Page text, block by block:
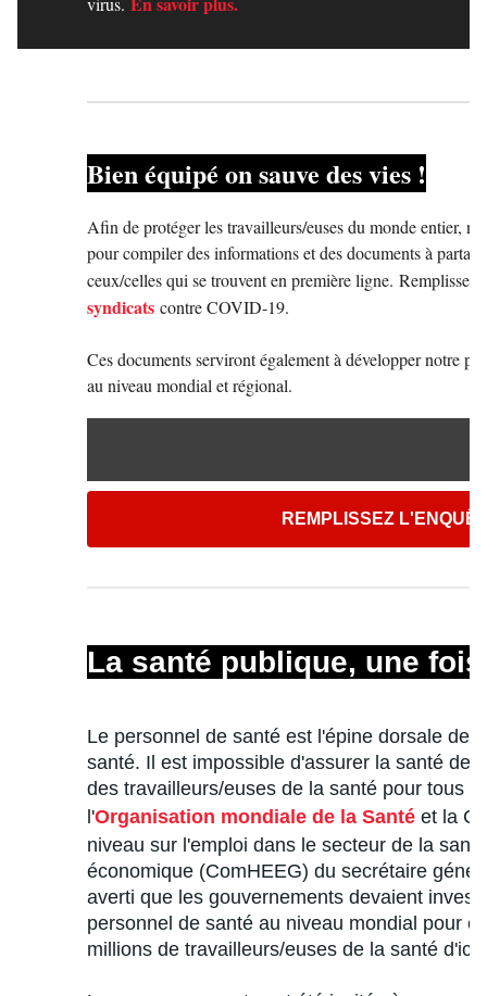
Bien équipé on sauve des vies !
Afin de protéger les travailleurs/euses du monde entier,
pour compiler des informations et des documents à
ceux/celles qui se trouvent en première ligne. Remplissez
syndicatscontre COVID-19.
Ces documents serviront également à développer notre
au niveau mondial et régional.
REMPLISSEZ
La santé publique, une
Le personnel de santé est l'épine dorsale de
santé. Il est impossible d'assurer la santé de
des travailleurs/euses de la santé pour tous
l'Organisation mondiale de la Santéet la
niveau sur l'emploi dans le secteur de la
économique (ComHEEG) du secrétaire
averti que les gouvernements devaient
personnel de santé au niveau mondial pour
millions de travailleurs/euses de la santé d'ici